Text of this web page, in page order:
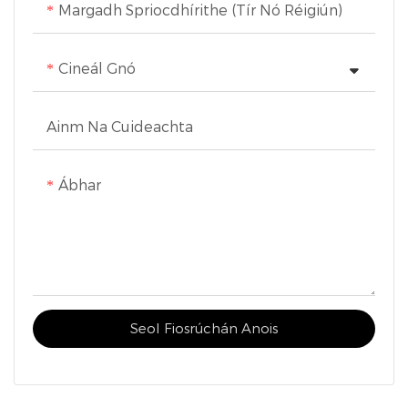
Margadh Spriocdhírithe (Tír Nó Réigiún)
Cineál Gnó
Ainm Na Cuideachta
Ábhar
Seol Fiosrúchán Anois